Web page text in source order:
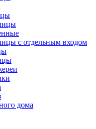
с отдельным входом
дома